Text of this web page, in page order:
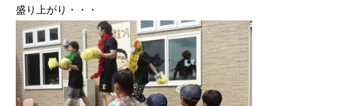
盛り上がり・・・